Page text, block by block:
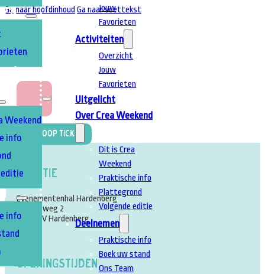
Ga naar hoofdinhoud Ga naar voettekst
Weekend
info
info
Jouw
Favorieten
Activiteiten
Overzicht
Jouw
Favorieten
Uitgelicht
Over Crea Weekend
Dit is Crea
Weekend
Praktische info
Plattegrond
Volgende editie
Deelnemen
Praktische info
Boek uw stand
Ons Team
Koop Ticket
Locatie
Evenementenhal Hardenberg
Energieweg 2
7772 TV Hardenberg
Openingstijden